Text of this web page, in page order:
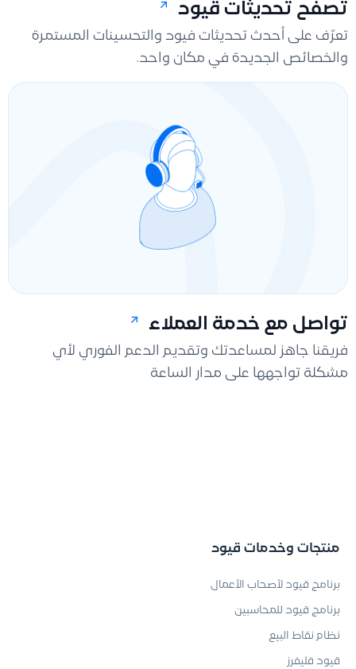
تصفح تحديثات قيود
تعرّف على أحدث تحديثات فيود والتحسينات المستمرة
والخصائص الجديدة في مكان واحد.
تواصل مع خدمة العملاء
فريقنا جاهز لمساعدتك وتقديم الدعم الفوري لأي
مشكلة تواجهها على مدار الساعة
منتجات وخدمات قيود
برنامج قيود لأصحاب الأعمال
برنامج قيود للمحاسبين
نظام نقاط البيع
قيود فليفرز